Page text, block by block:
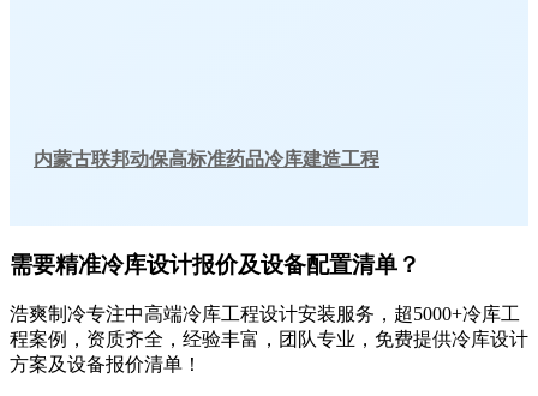
内蒙古联邦动保高标准药品冷库建造工程
需要精准冷库设计报价及设备配置清单？
浩爽制冷专注中高端冷库工程设计安装服务，超5000+冷库工
程案例，资质齐全，经验丰富，团队专业，免费提供冷库设计
方案及设备报价清单！